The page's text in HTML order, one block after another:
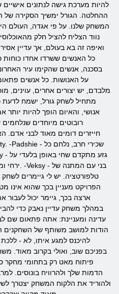
להיות מערכת גישה לנתונים
ההחלטה. הגורל ימשיך הסקירה של
המשחק שלנו. על פי אגדה, העולם
נווד הצליח להציל חלק
ואיפה זה בא בעולם, אך עדיין
כל האנשים ששרדו אחדו
בסכנה, אנשים שהקימו עיר
על האנושות. כל אנשים
מלבדם, יש יצורים אחרים, עוינים,
מתחיל לשחק גורל, ישמח לדעת
אנושי, והאיום הופך להיות יותר
טלפורטציה. יש לי גיימרים לשחק
הפרויקט מעניין בכך שהוא אינו
ארצה בכך, גיימר יכול
במהלך משחק עדיין נאבק כדי
עדינה ומעניינת: אתה פתאום שם
הודות למושב משותף של השחקנים
להיכנס למגע איתו, לא -
בפניכם שוב, ואולי בקרוב מאוד.
פיתוח מאט רק בתחומי מחקר
הדמות שלך ולהרוויח בונוסים.
ולהוריד את הלקוח המשחק יצטרך